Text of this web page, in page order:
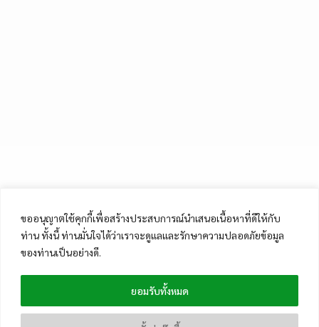
ขออนุญาตใช้คุกกี้เพื่อสร้างประสบการณ์นำเสนอเนื้อหาที่ดีให้กับ
ท่าน ทั้งนี้ ท่านมั่นใจได้ว่าเราจะดูแลและรักษาความปลอดภัยข้อมูล
ของท่านเป็นอย่างดี.
ยอมรับทั้งหมด